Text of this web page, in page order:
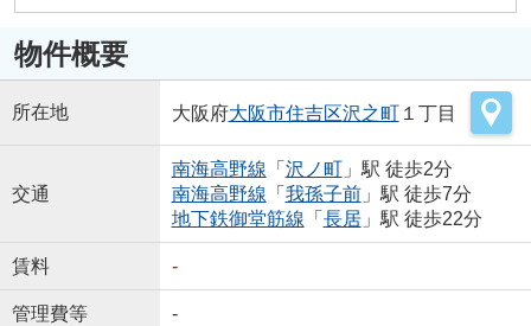
物件概要
所在地 大阪府大阪市住吉区沢之町１丁目
交通
南海高野線 「 沢ノ町」駅 徒歩2分
南海高野線 「 我孫子前」駅 徒歩7分
地下鉄御堂筋線 「 長居」駅 徒歩22分
賃料 -
管理費等 -